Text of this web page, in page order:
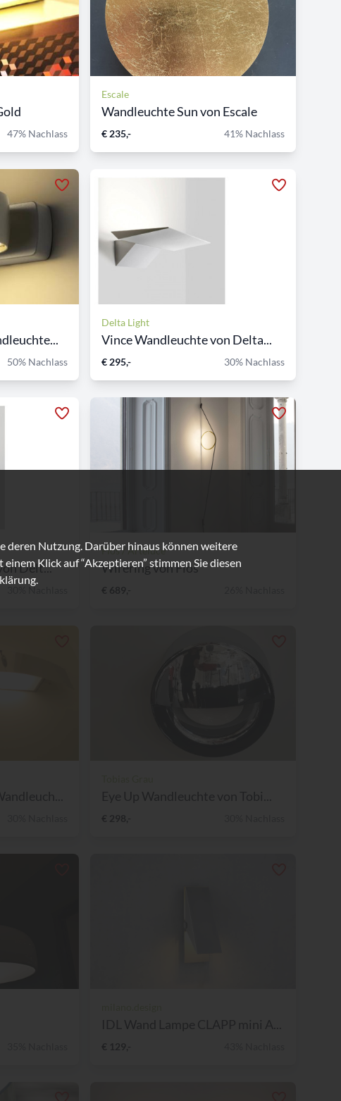
47% Nachlass
Escale
Wandleuchte Sun von Escale
€ 235,- 41% Nachlass
50% Nachlass
Delta Light
Vince Wandleuchte von Delta...
€ 295,- 30% Nachlass
Delt...
30% Nachlass
Flos / Arteluce
Wirering von Flos
€ 689,-
deren Nutzung. Darüber hinaus können weitere
Klick auf “Akzeptieren” stimmen Sie diesen